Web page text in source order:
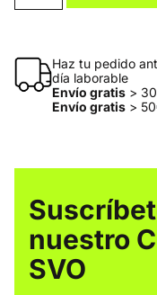
Haz tu pedido
día laborable
Envío gratis>
Envío gratis>
nuestro
SVO